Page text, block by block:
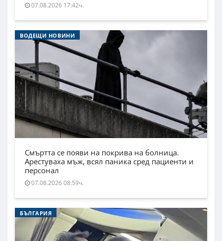
07.08.2026 17:42ч.
ВОДЕЩИ НОВИНИ
Смъртта се появи на покрива на болница.
Арестуваха мъж, всял паника сред пациенти и
персонал
07.08.2026 08:59ч.
БЪЛГАРИЯ